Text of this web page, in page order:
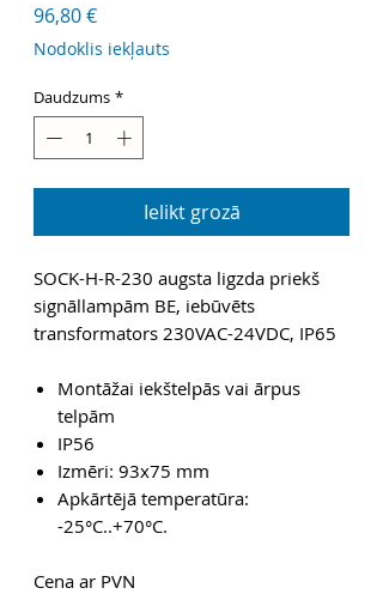
96,80 €Cena
Nodoklis iekļauts
Daudzums *
Ielikt grozā
SOCK-H-R-230 augsta ligzda priekš
signāllampām BE, iebūvēts
transformators 230VAC-24VDC, IP65
Montāžai iekštelpās vai ārpus
telpām
IP56
Izmēri: 93x75 mm
Apkārtējā temperatūra:
-25°C..+70°C.
Cena ar PVN